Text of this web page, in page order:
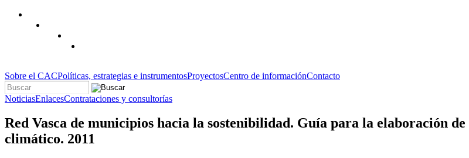
Pasar al contenido principal
Sobre el CACPolíticas, estrategias e instrumentosProyectosCentro de informaciónContacto
Formulario de búsqueda
Buscar
NoticiasEnlacesContrataciones y consultorías
Red Vasca de municipios hacia la sostenibilidad. Guía para la elaboración
climático. 2011